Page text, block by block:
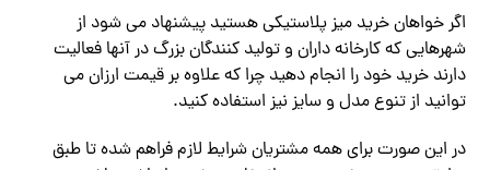
اگر خواهان خرید میز پلاستیکی هستید پیشنهاد می شود از
شهرهایی که کارخانه داران و تولید کنندگان بزرگ در آنها فعالیت
دارند خرید خود را انجام دهید چرا که علاوه بر قیمت ارزان می
توانید از تنوع مدل و سایز نیز استفاده کنید.
در این صورت برای همه مشتریان شرایط لازم فراهم شده تا طبق